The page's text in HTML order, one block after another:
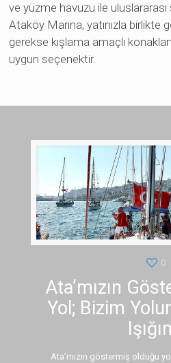
ve yüzme havuzu ile
Ataköy Marina, yatınızla birlikte
gerekse kışlama amaçlı
uygun seçenektir.
0
Ata’mızın
Yol; Bizim
Ata’mızın göstermiş olduğu